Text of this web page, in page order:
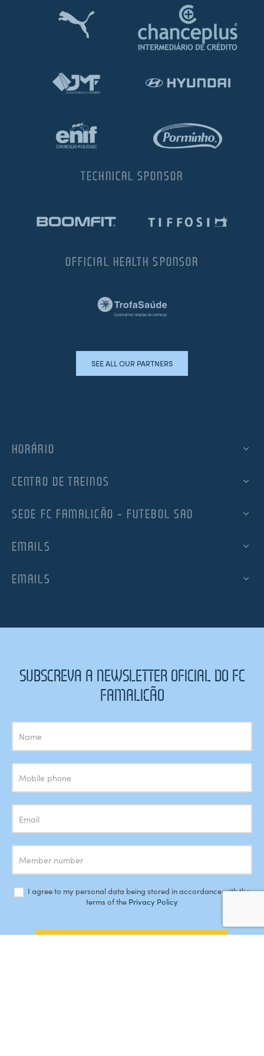
TECHNICAL SPONSOR
OFFICIAL HEALTH SPONSOR
SEE ALL OUR PARTNERS
HORÁRIO
CENTRO DE TREINOS
SEDE FC FAMALICÃO – FUTEBOL SAD
EMAILS
EMAILS
SUBSCREVA A NEWSLETTER OFICIAL DO FC
FAMALICÃO
Subscrição
Newsletter
I agree to my personal data being stored in accordance with the
terms of the Privacy Policy